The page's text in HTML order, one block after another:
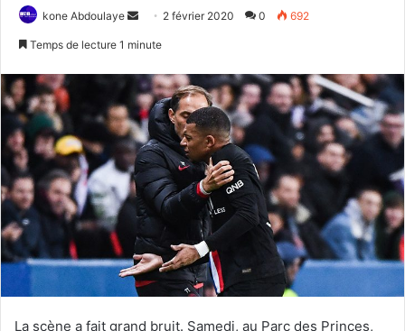
kone Abdoulaye
o
y
e
r
u
n
c
u
r
r
2 février 2020 0 692
Temps de lecture 1 minute
La scène a fait grand bruit. Samedi, au Parc des Princes,